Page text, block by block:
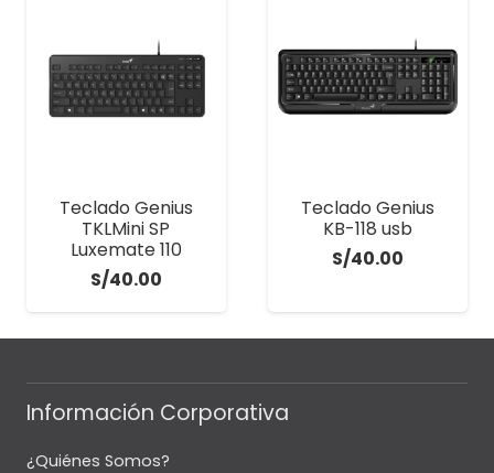
Teclado Genius
TKLMini SP
Luxemate 110
S/40.00
Teclado Genius
KB-118 usb
S/40.00
Información Corporativa
¿Quiénes Somos?